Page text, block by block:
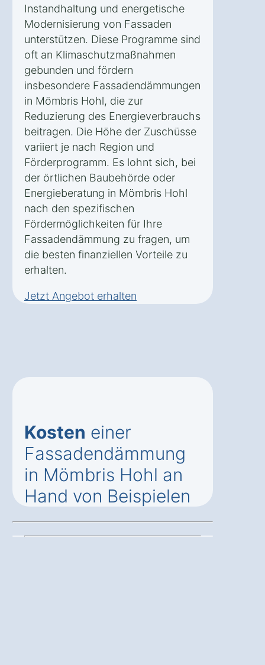
Instandhaltung und energetische
Modernisierung von Fassaden
unterstützen. Diese Programme sind
oft an Klimaschutzmaßnahmen
gebunden und fördern
insbesondere Fassadendämmungen
in Mömbris Hohl, die zur
Reduzierung des Energieverbrauchs
beitragen. Die Höhe der Zuschüsse
variiert je nach Region und
Förderprogramm. Es lohnt sich, bei
der örtlichen Baubehörde oder
Energieberatung in Mömbris Hohl
nach den spezifischen
Fördermöglichkeiten für Ihre
Fassadendämmung zu fragen, um
die besten finanziellen Vorteile zu
erhalten.
Jetzt Angebot erhalten
Kosten einer
Fassadendämmung
in Mömbris Hohl an
Hand von Beispielen